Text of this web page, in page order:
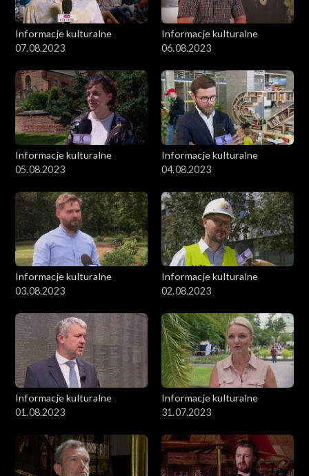
Informacje kulturalne
07.08.2023
Informacje kulturalne
06.08.2023
Informacje kulturalne
05.08.2023
Informacje kulturalne
04.08.2023
Informacje kulturalne
03.08.2023
Informacje kulturalne
02.08.2023
Informacje kulturalne
01.08.2023
Informacje kulturalne
31.07.2023